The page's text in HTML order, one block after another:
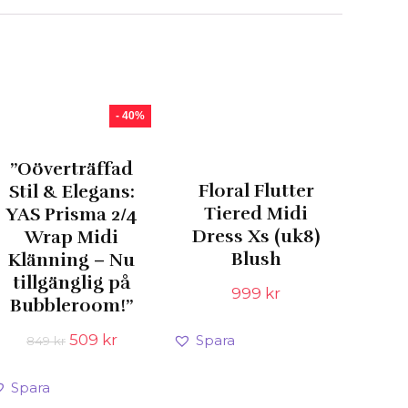
- 40%
”Oöverträffad
Stil & Elegans:
YAS Prisma 2/4
Wrap Midi
Klänning – Nu
tillgänglig på
Bubbleroom!”
849kr Det
509 krDet
Spara
Floral Flutter
Tiered Midi
Dress Xs (uk8)
Blush
999 kr
Spara